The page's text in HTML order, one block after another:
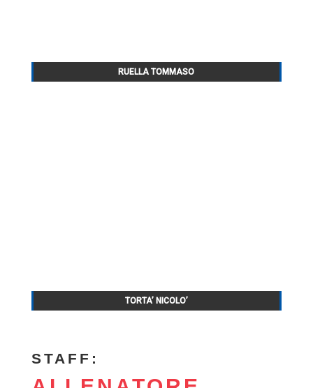
RUELLA TOMMASO
TORTA’ NICOLO’
STAFF: